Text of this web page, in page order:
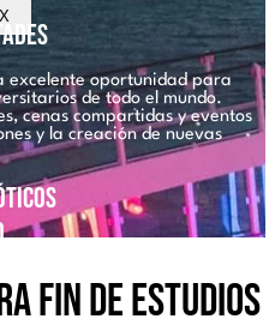
X
excelente oportunidad para
de todo el mundo.
cenas compartidas y eventos
y la creación de nuevas
impresionantes islas griegas.
actividades de aventura y la
Fin de Estudios